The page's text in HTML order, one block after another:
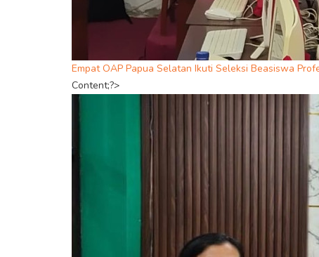
Empat OAP Papua Selatan Ikuti Seleksi Beasiswa
Content;?>